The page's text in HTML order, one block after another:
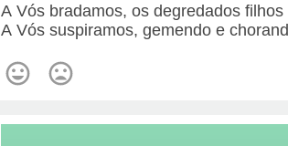
A Vós bradamos, os degredados filhos
A Vós suspiramos, gemendo e